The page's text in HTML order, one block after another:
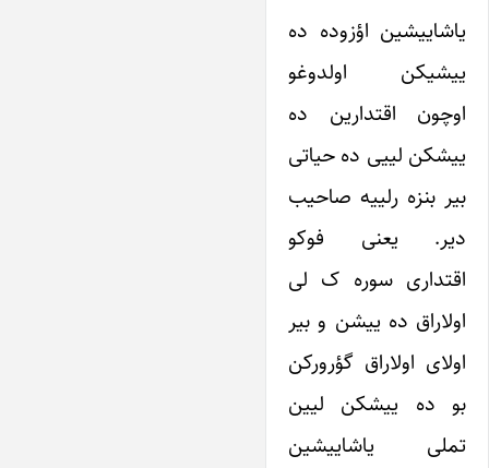
یاشاییشین اؤزوده ده
ییشیکن اولدوغو
اوچون اقتدارین ده
ییشکن لییی ده حیاتی
بیر بنزه رلییه صاحیب
دیر. یعنی فوکو
اقتداری سوره ک لی
اولاراق ده ییشن و بیر
اولای اولاراق گؤرورکن
بو ده ییشکن لیین
تملی یاشاییشین